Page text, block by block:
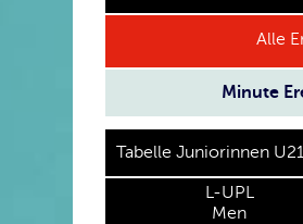
Alle
Minute
Tabelle Juniorinnen
L-UPL
Men